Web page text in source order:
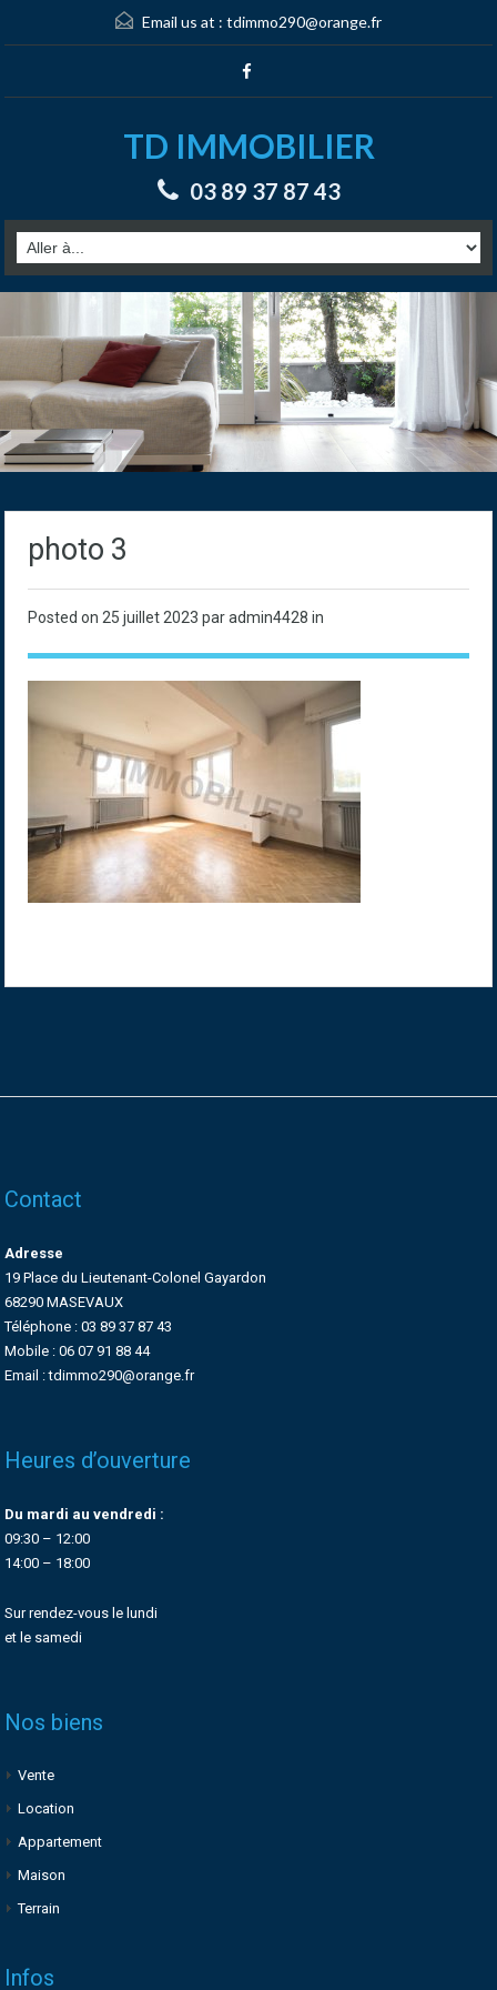
Email us at : tdimmo290@orange.fr
TD IMMOBILIER
03 89 37 87 43
photo 3
Posted on 25 juillet 2023 par admin4428 in
Contact
Adresse
19 Place du Lieutenant-Colonel Gayardon
68290 MASEVAUX
Téléphone : 03 89 37 87 43
Mobile : 06 07 91 88 44
Email : tdimmo290@orange.fr
Heures d’ouverture
Du mardi au vendredi :
09:30 – 12:00
14:00 – 18:00
Sur rendez-vous le lundi
et le samedi
Nos biens
Vente
Location
Appartement
Maison
Terrain
Infos